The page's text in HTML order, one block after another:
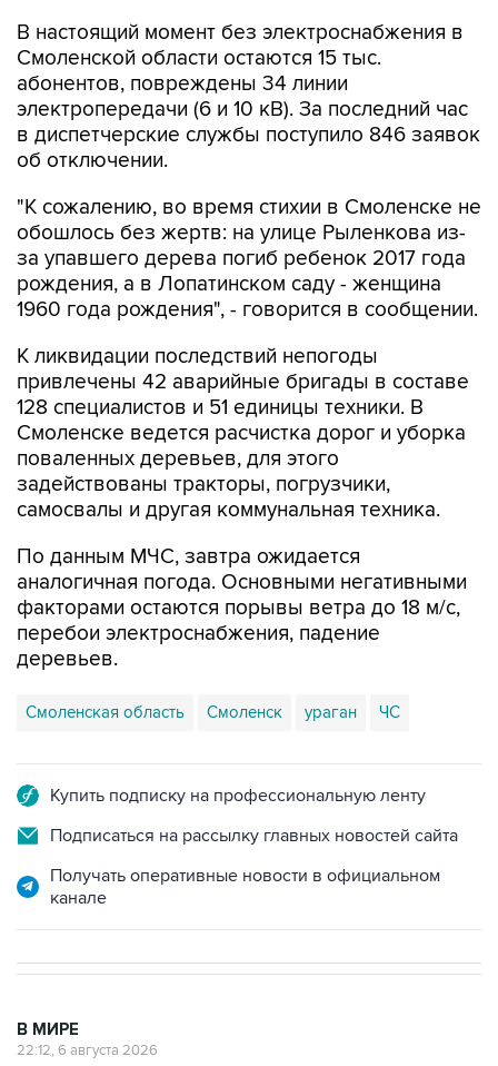
В настоящий момент без электроснабжения в
Смоленской области остаются 15 тыс.
абонентов, повреждены 34 линии
электропередачи (6 и 10 кВ). За последний час
в диспетчерские службы поступило 846 заявок
об отключении.
"К сожалению, во время стихии в Смоленске не
обошлось без жертв: на улице Рыленкова из-
за упавшего дерева погиб ребенок 2017 года
рождения, а в Лопатинском саду - женщина
1960 года рождения", - говорится в сообщении.
К ликвидации последствий непогоды
привлечены 42 аварийные бригады в составе
128 специалистов и 51 единицы техники. В
Смоленске ведется расчистка дорог и уборка
поваленных деревьев, для этого
задействованы тракторы, погрузчики,
самосвалы и другая коммунальная техника.
По данным МЧС, завтра ожидается
аналогичная погода. Основными негативными
факторами остаются порывы ветра до 18 м/с,
перебои электроснабжения, падение
деревьев.
Смоленская область Смоленск ураган ЧС
Купить подписку на профессиональную ленту
Подписаться на рассылку главных новостей сайта
Получать оперативные новости в официальном
канале
В МИРЕ
22:12, 6 августа 2026